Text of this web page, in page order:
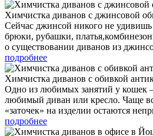
Химчистка диванов с джинсовой
Сейчас джинсой никого не
брюки, рубашки,
о существовании диванов из
подробнее
Химчистка диванов с обивкой
Одно из любимых занятий у кошек –
любимый диван или кресло. Чаще
«заточек» на изделии остаются
подробнее